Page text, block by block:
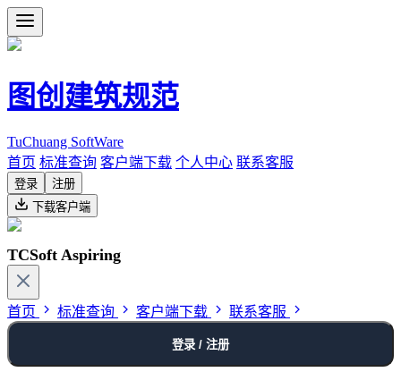
图创建筑规范
TuChuang SoftWare
首页 标准查询 客户端下载 个人中心 联系客服
登录
注册
下载客户端
TCSoft Aspiring
首页 标准查询 客户端下载 联系客服
登录 / 注册